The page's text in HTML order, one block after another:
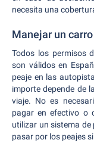
necesita una
Manejar un
Todos los permisos
son válidos en
peaje en las
importe depende de
viaje. No es
pagar en efectivo o
utilizar un sistema de
pasar por los peajes